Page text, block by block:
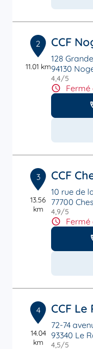
2
11.01 km
CCF
128
94130
4,4/5
3
13.56
km
CCF
10 rue de
77700
4,9/5
4
14.04
km
CCF Le
72-74
93340 Le
4,5/5